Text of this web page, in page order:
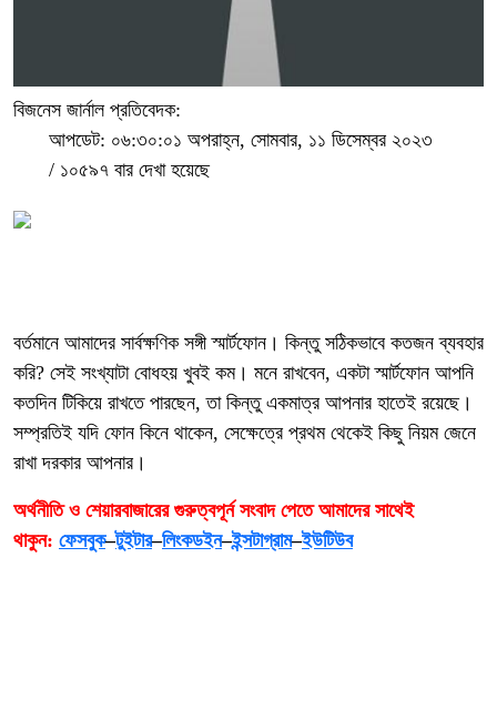
বিজনেস জার্নাল প্রতিবেদক:
আপডেট: ০৬:৩০:০১ অপরাহ্ন, সোমবার, ১১ ডিসেম্বর ২০২৩
/ ১০৫৯৭ বার দেখা হয়েছে
বর্তমানে আমাদের সার্বক্ষণিক সঙ্গী স্মার্টফোন। কিন্তু সঠিকভাবে কতজন ব্যবহার
করি? সেই সংখ্যাটা বোধহয় খুবই কম। মনে রাখবেন, একটা স্মার্টফোন আপনি
কতদিন টিকিয়ে রাখতে পারছেন, তা কিন্তু একমাত্র আপনার হাতেই রয়েছে।
সম্প্রতিই যদি ফোন কিনে থাকেন, সেক্ষেত্রে প্রথম থেকেই কিছু নিয়ম জেনে
রাখা দরকার আপনার।
অর্থনীতি ও শেয়ারবাজারের গুরুত্বপূর্ন সংবাদ পেতে আমাদের সাথেই
থাকুন: ফেসবুক–টুইটার–লিংকডইন–ইন্সটাগ্রাম–ইউটিউব